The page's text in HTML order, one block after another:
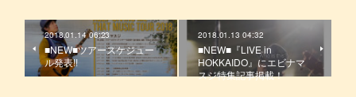
2018.01.14 06:23
■NEW■ツアースケジュー
ル発表!!
2018.01.13 04:32
■NEW■『LIVE in
HOKKAIDO』にエビナマ
スジ特集記事掲載！